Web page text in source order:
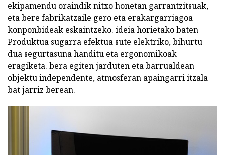
ekipamendu oraindik nitxo honetan garrantzitsuak,
eta bere fabrikatzaile gero eta erakargarriagoa
konponbideak eskaintzeko. ideia horietako baten
Produktua sugarra efektua sute elektriko, bihurtu
dua segurtasuna handitu eta ergonomikoak
eragiketa. bera egiten jarduten eta barrualdean
objektu independente, atmosferan apaingarri itzala
bat jarriz berean.